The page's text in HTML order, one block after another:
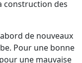
construction des
de nouveaux
Pour une bonne
une mauvaise